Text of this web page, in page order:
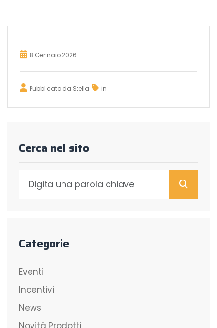
8 Gennaio 2026
Pubblicato da Stella in
Cerca nel sito
Categorie
Eventi
Incentivi
News
Novità Prodotti